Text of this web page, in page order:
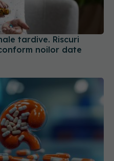
tardive. Riscuri
noilor date